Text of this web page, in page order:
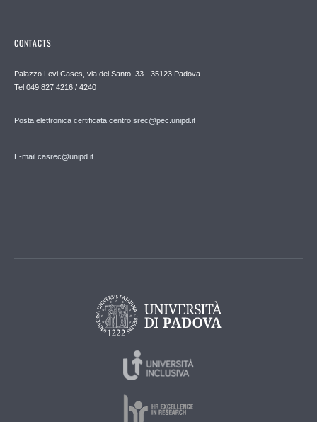
CONTACTS
Palazzo Levi Cases, via del Santo, 33 - 35123 Padova
Tel 049 827 4216 / 4240
Posta elettronica certificata centro.srec@pec.unipd.it
E-mail casrec@unipd.it